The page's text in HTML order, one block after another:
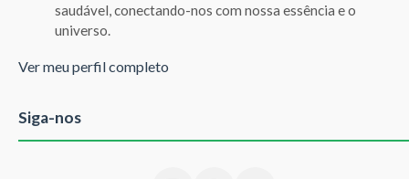
saudável, conectando-nos com nossa essência e o
universo.
Ver meu perfil completo
Siga-nos